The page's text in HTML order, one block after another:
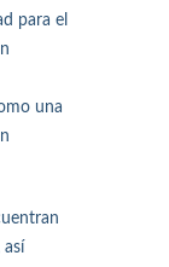
para el
una
así